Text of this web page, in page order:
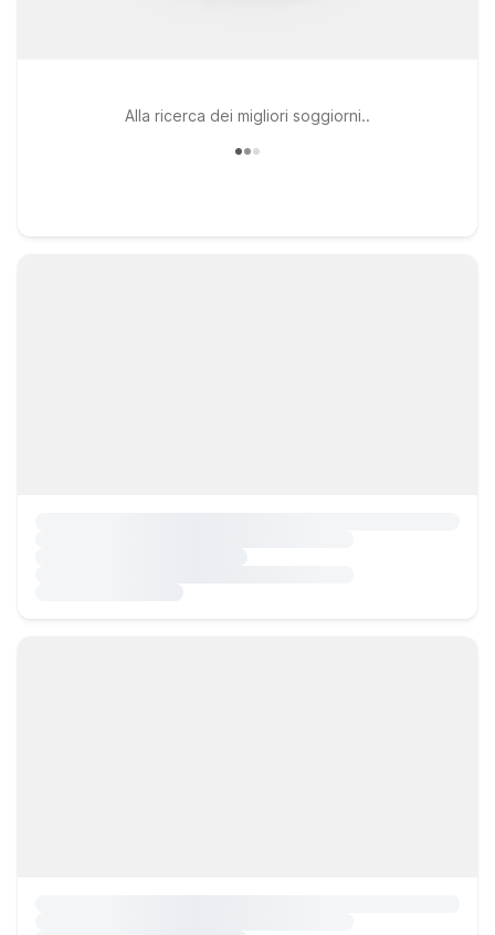
Alla ricerca dei migliori soggiorni..